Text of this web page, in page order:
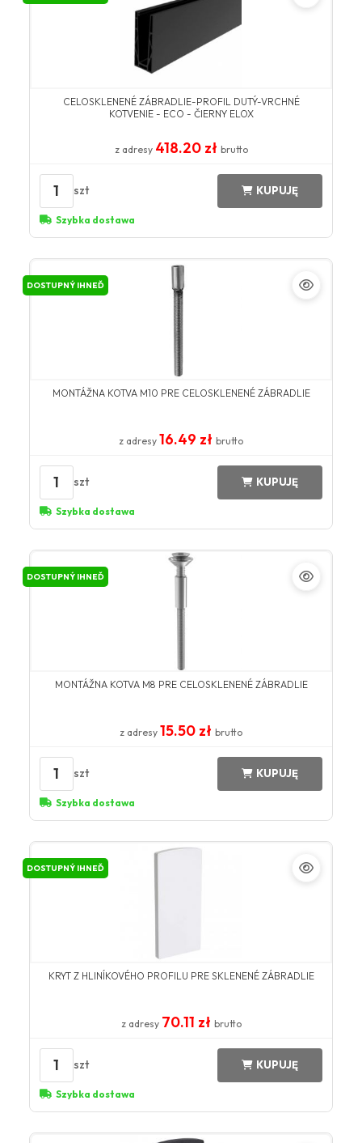
CELOSKLENENÉ ZÁBRADLIE-PROFIL DUTÝ-VRCHNÉ
KOTVENIE - ECO - ČIERNY ELOX
z adresy 418.20 zł brutto
1 szt KUPUJĘ
Szybka dostawa
DOSTUPNÝ IHNEĎ
MONTÁŽNA KOTVA M10 PRE CELOSKLENENÉ ZÁBRADLIE
z adresy 16.49 zł brutto
1 szt KUPUJĘ
Szybka dostawa
DOSTUPNÝ IHNEĎ
MONTÁŽNA KOTVA M8 PRE CELOSKLENENÉ ZÁBRADLIE
z adresy 15.50 zł brutto
1 szt KUPUJĘ
Szybka dostawa
DOSTUPNÝ IHNEĎ
KRYT Z HLINÍKOVÉHO PROFILU PRE SKLENENÉ ZÁBRADLIE
z adresy 70.11 zł brutto
1 szt KUPUJĘ
Szybka dostawa